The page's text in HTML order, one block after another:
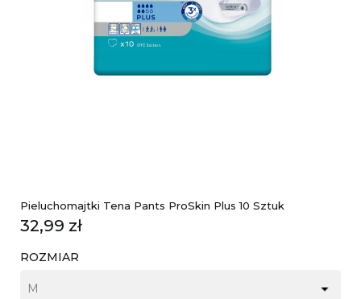
Pieluchomajtki Tena Pants ProSkin Plus 10 Sztuk
Cena
32,99 zł
ROZMIAR